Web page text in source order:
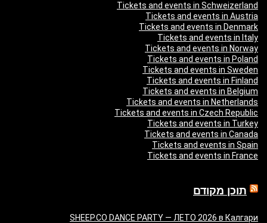
Tickets and events in Schweizerland
Tickets and events in Austria
Tickets and events in Denmark
Tickets and events in Italy
Tickets and events in Norway
Tickets and events in Poland
Tickets and events in Sweden
Tickets and events in Finland
Tickets and events in Belgium
Tickets and events in Netherlands
Tickets and events in Czech Republic
Tickets and events in Turkey
Tickets and events in Canada
Tickets and events in Spain
Tickets and events in France
תוכן מקודם
SHEEP.CO DANCE PARTY — ЛЕТО 2026 в Калгари